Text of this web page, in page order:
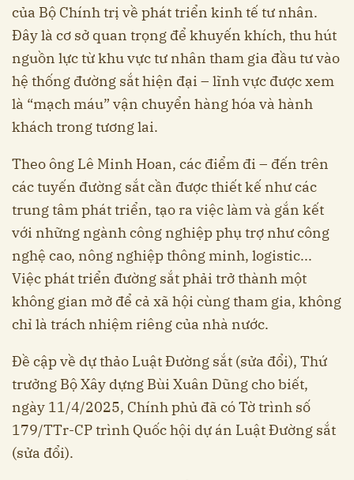
của Bộ Chính trị về phát triển kinh tế tư nhân.
Đây là cơ sở quan trọng để khuyến khích, thu hút
nguồn lực từ khu vực tư nhân tham gia đầu tư vào
hệ thống đường sắt hiện đại – lĩnh vực được xem
là “mạch máu” vận chuyển hàng hóa và hành
khách trong tương lai.
Theo ông Lê Minh Hoan, các điểm đi – đến trên
các tuyến đường sắt cần được thiết kế như các
trung tâm phát triển, tạo ra việc làm và gắn kết
với những ngành công nghiệp phụ trợ như công
nghệ cao, nông nghiệp thông minh, logistic...
Việc phát triển đường sắt phải trở thành một
không gian mở để cả xã hội cùng tham gia, không
chỉ là trách nhiệm riêng của nhà nước.
Đề cập về dự thảo Luật Đường sắt (sửa đổi), Thứ
trưởng Bộ Xây dựng Bùi Xuân Dũng cho biết,
ngày 11/4/2025, Chính phủ đã có Tờ trình số
179/TTr-CP trình Quốc hội dự án Luật Đường sắt
(sửa đổi).